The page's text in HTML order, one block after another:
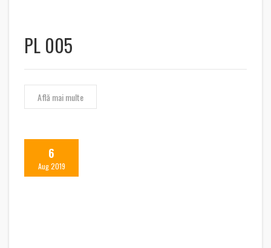
PL 005
Află mai multe
6
Aug 2019